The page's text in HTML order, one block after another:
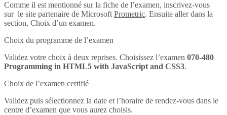
Comme il est mentionné sur la fiche de l’examen, inscrivez-vous
sur le site partenaire de Microsoft Prometric. Ensuite aller dans la
section, Choix d’un examen.
Choix du programme de l’examen
Validez votre choix à deux reprises. Choisissez l’examen 070-480
Programming in HTML5 with JavaScript and CSS3.
Choix de l’examen certifié
Validez puis sélectionnez la date et l’horaire de rendez-vous dans le
centre d’examen que vous aurez choisis.